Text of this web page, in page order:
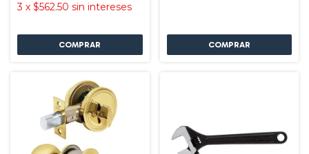
3 x $562.50 sin intereses